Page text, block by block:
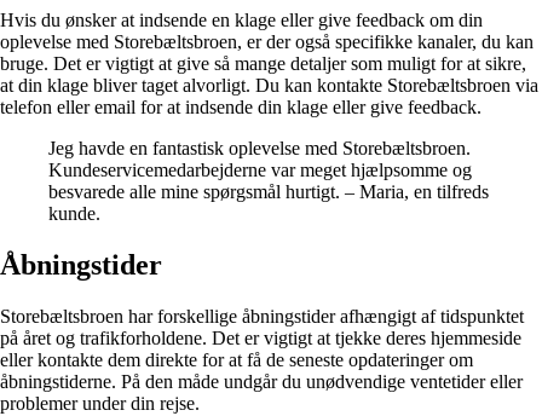
Hvis du ønsker at indsende en klage eller give feedback om din
oplevelse med Storebæltsbroen, er der også specifikke kanaler, du kan
bruge. Det er vigtigt at give så mange detaljer som muligt for at sikre,
at din klage bliver taget alvorligt. Du kan kontakte Storebæltsbroen via
telefon eller email for at indsende din klage eller give feedback.
Jeg havde en fantastisk oplevelse med Storebæltsbroen.
Kundeservicemedarbejderne var meget hjælpsomme og
besvarede alle mine spørgsmål hurtigt. – Maria, en tilfreds
kunde.
Åbningstider
Storebæltsbroen har forskellige åbningstider afhængigt af tidspunktet
på året og trafikforholdene. Det er vigtigt at tjekke deres hjemmeside
eller kontakte dem direkte for at få de seneste opdateringer om
åbningstiderne. På den måde undgår du unødvendige ventetider eller
problemer under din rejse.